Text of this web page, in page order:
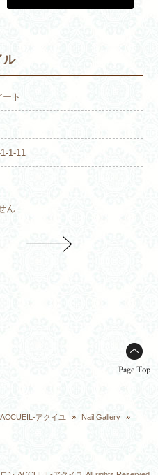
ル
ト
1-11
ん
Page Top
アクイユ » Nail Gallery
»